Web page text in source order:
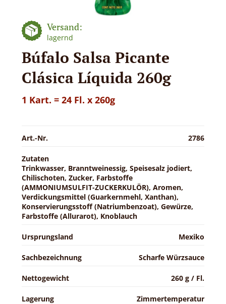
Versand:
lagernd
Búfalo Salsa Picante
Clásica Líquida 260g
1 Kart. = 24 Fl. x 260g
Art.-Nr. 2786
Zutaten
Trinkwasser, Branntweinessig, Speisesalz jodiert,
Chilischoten, Zucker, Farbstoffe
(AMMONIUMSULFIT-ZUCKERKULÖR), Aromen,
Verdickungsmittel (Guarkernmehl, Xanthan),
Konservierungsstoff (Natriumbenzoat), Gewürze,
Farbstoffe (Allurarot), Knoblauch
Ursprungsland Mexiko
Sachbezeichnung Scharfe Würzsauce
Nettogewicht 260 g / Fl.
Lagerung Zimmertemperatur